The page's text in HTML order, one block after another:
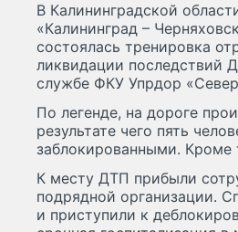
В Калининградской
«Калининград –
состоялась тренировка
ликвидации последствий
службе ФКУ Упрдор
По легенде, на дороге
результате чего пять
заблокированными. Кроме
К месту ДТП прибыли
подрядной организации.
и приступили к